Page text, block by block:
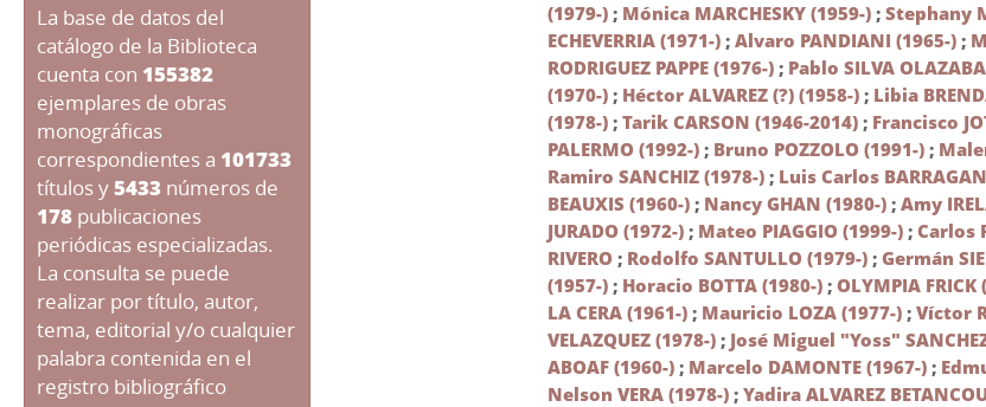
(1979-) ; Mónica MARCHESKY (1959-) ;Stephany
ECHEVERRIA (1971-) ;Alvaro PANDIANI (1965-) ;
RODRIGUEZ PAPPE (1976-) ; Pablo SILVA
(1970-) ; Héctor ALVAREZ (?) (1958-) ; Libia
(1978-) ;Tarik CARSON (1946-2014) ; Francisco
PALERMO (1992-) ; Bruno POZZOLO (1991-) ;
Ramiro SANCHIZ (1978-) ; Luis Carlos
BEAUXIS (1960-) ; Nancy GHAN (1980-) ;Amy
JURADO (1972-) ; Mateo PIAGGIO (1999-) ;Carlos
RIVERO ; Rodolfo SANTULLO (1979-) ;Germán
(1957-) ; Horacio BOTTA (1980-) ;OLYMPIA FRICK
LA CERA (1961-) ; Mauricio LOZA (1977-) ;Víctor
VELAZQUEZ (1978-) ; José Miguel "Yoss"
ABOAF (1960-) ; Marcelo DAMONTE (1967-) ;
Nelson VERA (1978-) ;Yadira ALVAREZ
La base de datos del
catálogo de la Biblioteca
cuenta con 155382
ejemplares de obras
monográficas
correspondientes a 101733
títulos y5433 números de
178 publicaciones
periódicas especializadas.
La consulta se puede
realizar por título, autor,
tema, editorial y/o cualquier
palabra contenida en el
registro bibliográfico